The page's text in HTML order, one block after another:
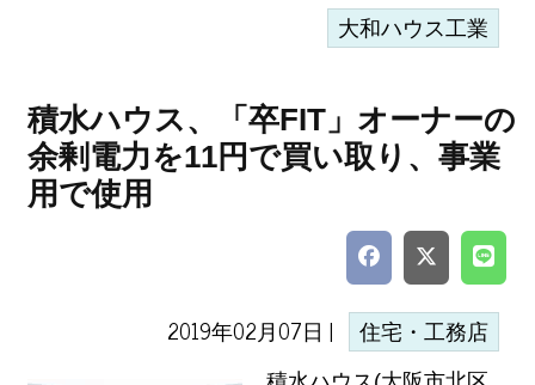
大和ハウス工業
積水ハウス、「卒FIT」オーナーの
余剰電力を11円で買い取り、事業
用で使用
2019年02月07日 | 住宅・工務店